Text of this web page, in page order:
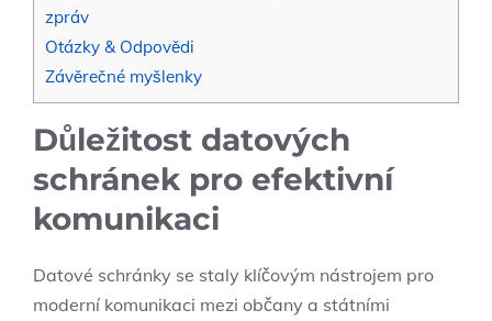
zpráv
Otázky & Odpovědi
Závěrečné myšlenky
Důležitost datových
schránek pro efektivní
komunikaci
Datové schránky se staly klíčovým nástrojem pro
moderní komunikaci mezi občany a státními